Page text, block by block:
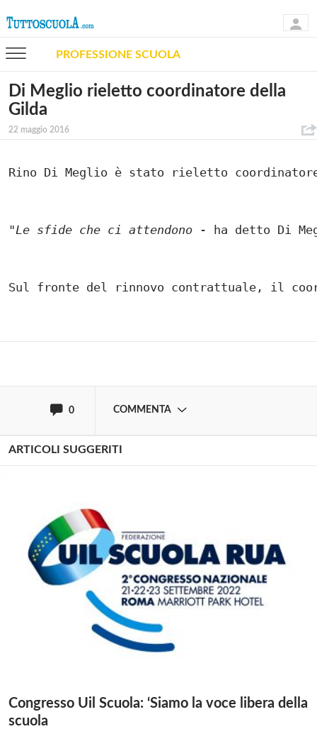
PROFESSIONE SCUOLA
Di Meglio rieletto coordinatore della
Gilda
22 maggio 2016
"Le sfide che ci attendono - ha detto Di
Sul fronte del rinnovo contrattuale, il
0 COMMENTA
ARTICOLI SUGGERITI
Congresso Uil Scuola: ‘Siamo la voce libera della
scuola